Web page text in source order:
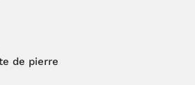
de pierre